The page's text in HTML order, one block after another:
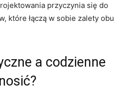
przyczynia się do
które łączą w sobie zalety obu
a codzienne